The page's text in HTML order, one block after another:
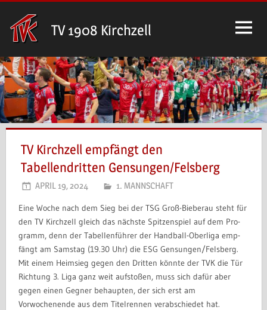
Inhalt
springen
TV 1908 Kirchzell
TV Kirchzell empfängt den
Tabellendritten Gensungen/Felsberg
APRIL 19, 2024 1. MANNSCHAFT
Ei­ne Wo­che nach dem Sieg bei der TSG Groß-Bie­berau steht für
den TV Kirch­zell gleich das nächs­te Spit­zen­spiel auf dem Pro­
gramm, denn der Ta­bel­len­füh­rer der Hand­ball-Ober­li­ga emp­
fängt am Sams­tag (19.30 Uhr) die ESG Gen­s­un­gen/Fels­berg.
Mit einem Heimsieg gegen den Dritten könnte der TVK die Tür
Richtung 3. Liga ganz weit aufstoßen, muss sich dafür aber
gegen einen Gegner behaupten, der sich erst am
Vorwochenende aus dem Titelrennen verabschiedet hat.